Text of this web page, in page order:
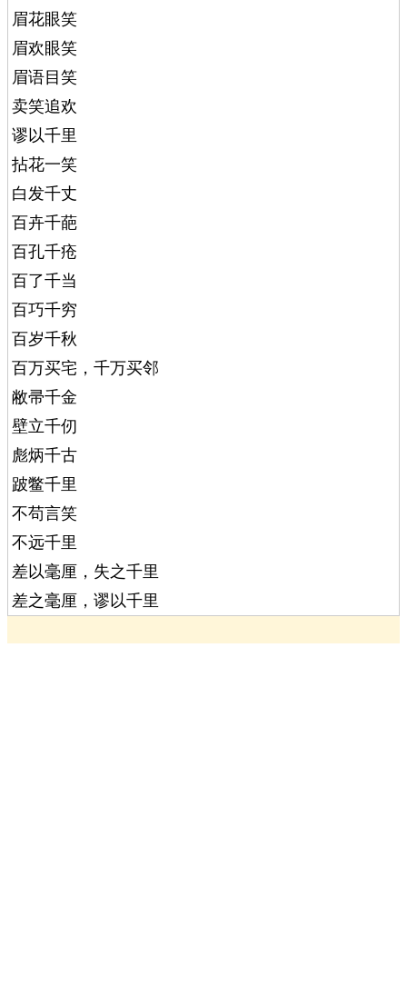
眉花眼笑
眉欢眼笑
眉语目笑
卖笑追欢
谬以千里
拈花一笑
白发千丈
百卉千葩
百孔千疮
百了千当
百巧千穷
百岁千秋
百万买宅，千万买邻
敝帚千金
壁立千仞
彪炳千古
跛鳖千里
不苟言笑
不远千里
差以毫厘，失之千里
差之毫厘，谬以千里